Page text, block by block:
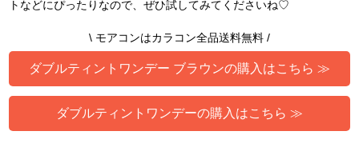
トなどにぴったりなので、ぜひ試してみてくださいね♡
\ モアコンはカラコン全品送料無料 /
ダブルティントワンデー ブラウンの購入はこちら ≫
ダブルティントワンデーの購入はこちら ≫